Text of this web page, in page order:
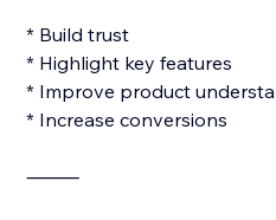
* Build trust
* Highlight key features
* Improve product
* Increase conversions
⸻